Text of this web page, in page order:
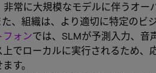
非常に大規模なモデルに伴うオ
た、組織は、より適切に特定のビ
フォンでは、SLMが予測入力、音
上でローカルに実行されるため、
す。